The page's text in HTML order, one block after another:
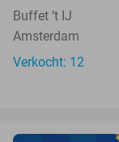
Buffet ‘t IJ
Amsterdam
Verkocht: 12